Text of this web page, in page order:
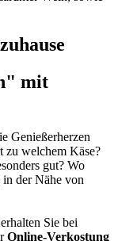
mit
Genießerherzen
zu welchem Käse?
gut? Wo
der Nähe von
Sie bei
Online-Verkostung